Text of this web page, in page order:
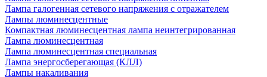
Лампа галогенная сетевого напряжения с отражателем
Лампы люминесцентные
Компактная люминесцентная лампа неинтегрированная
Лампа люминесцентная
Лампа люминесцентная специальная
Лампа энергосберегающая (КЛЛ)
Лампы накаливания